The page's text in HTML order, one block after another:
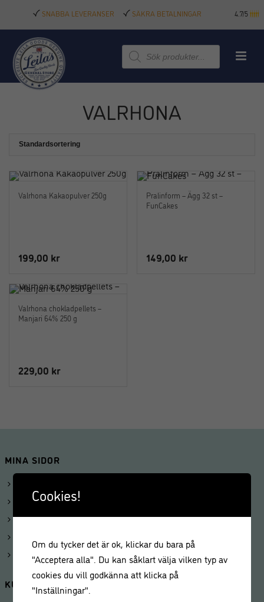
SNABBA LEVERANSER SÄKRA BETALNINGAR 4.7/5
Produktsökning
VALRHONA
Valrhona Kakaopulver 250g
199,00 kr
Pralinform – Ägg 32 st –
FunCakes
149,00 kr
Valrhona chokladpellets –
Manjari 64% 250 g
229,00 kr
MINA SIDOR
Mitt konto
Beställningar
Våra butiker
KUNDSERVICE
Cookies!
Om du tycker det är ok, klickar du bara på
"Acceptera alla". Du kan såklart välja vilken typ av
cookies du vill godkänna att klicka på
"Inställningar".